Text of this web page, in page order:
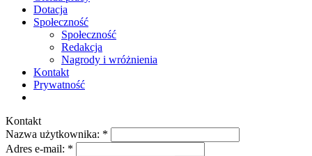
Dotacja
Społeczność
Społeczność
Redakcja
Nagrody i wróżnienia
Kontakt
Prywatność
Kontakt
Nazwa użytkownika: *
Adres e-mail: *